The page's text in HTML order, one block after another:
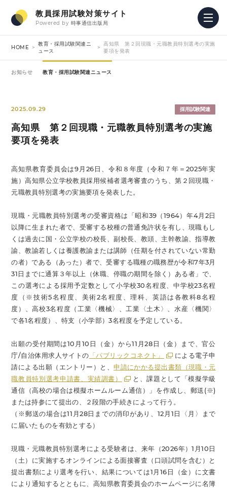
教員採用試験対策サイト
Powered by 時事通信出版局
HOME
教育・採用試験関連ニ
ュース
高知県 第２回現職・元職教員特別選考の実施
要項を発表
お知らせ 教育・採用試験関連ニュース
2025.09.29 採用試験関連
高知県 第２回現職・元職教員特別選考の実施
要項を発表
高知県教育委員会は9月26日、令和８年度（令和７年＝2025年実
施）高知県公立学校教員採用候補者選考審査のうち、第２回現職・
元職教員特別選考の実施要項を発表した。
現職・元職教員特別選考の受審資格は「昭和39（1964）年4月2日
以降に生まれた者で、受審する校種の普通免許状を有し、現職もし
くは過去に国・公立学校の校長、副校長、教頭、主幹教諭、指導教
諭、教諭若しくは養護教諭または講師（任期を付されていない常勤
の者）である（あった）者で、受審する職種の職務歴が令和7年3月
31日までに通算３年以上（休職、停職の期間を除く）ある者」で、
この選考による採用予定数として小学校30名程度、中学校23名程
度（※技術5名程度、美術2名程度、理科、英語は各教科8名程
度）、高校3名程度（工業〈機械〉、工業〈土木〉、水産〈機関〉
で各1名程度）、特支（小学部）3名程度を予定している。
出願の受付期間は10月10日（金）から11月28日（金）まで、官公
庁/自治体用求人サイトの 「パブリックコネクト」
による電子申
請による出願（エントリー）と、申請にかかる提出書類（現職・元
職教員特別選考申請書、実績調書）
と、課題として「模擬学級
通信（高校の場合は模擬ホームルーム通信）」を作成し、郵送(※)
または持参にて提出の、２段階の手続きによって行う。
（※郵送の場合は11月28日までの消印があり、12月1日〈月〉まで
に届いたものを有効とする）
現職・元職教員特別選考による受験者は、来年（2026年）1月10日
（土）に実施するオンラインによる面接審査（口頭試問を含む）と
提出書類により選考を行い、結果については1月16日（金）に文書
により通知するとともに、高知県教育委員会のホームページに名簿